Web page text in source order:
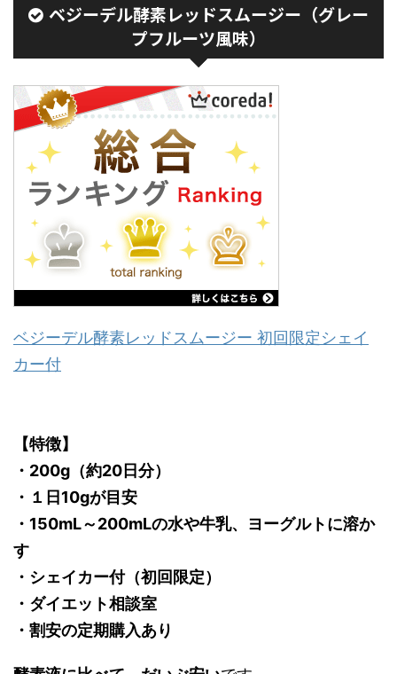
ベジーデル酵素レッドスムージー（グレー
プフルーツ風味）
ベジーデル酵素レッドスムージー 初回限定シェイ
カー付
【特徴】
・200g（約20日分）
・１日10gが目安
・150mL～200mLの水や牛乳、ヨーグルトに溶か
す
・シェイカー付（初回限定）
・ダイエット相談室
・割安の定期購入あり